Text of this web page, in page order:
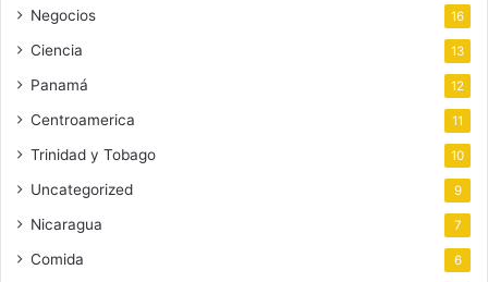
Negocios 16
Ciencia 13
Panamá 12
Centroamerica 11
Trinidad y Tobago 10
Uncategorized 9
Nicaragua 7
Comida 6